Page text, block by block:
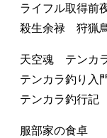
ライフル取得前
殺生余禄 狩猟
天空魂 テンカ
テンカラ釣り入
テンカラ釣行記
服部家の食卓